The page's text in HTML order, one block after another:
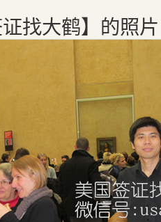
找大鹤】的照片